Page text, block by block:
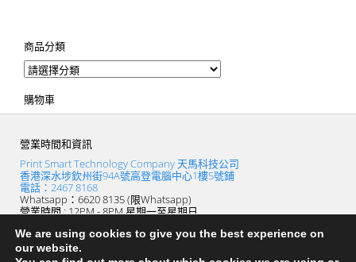
商品分類
購物車
營業時間和資訊
Print Smart Technology Company 天馬科技公司
香港深水埗欽州街94A號高登電腦中心1樓5號鋪
電話：2467 8168
Whatsapp：6620 8135 (限Whatsapp)
營業時間 : 12PM - 8PM 星期一至星期日
PRINTSMART_天馬打印
We are using cookies to give you the best experience on
our website.